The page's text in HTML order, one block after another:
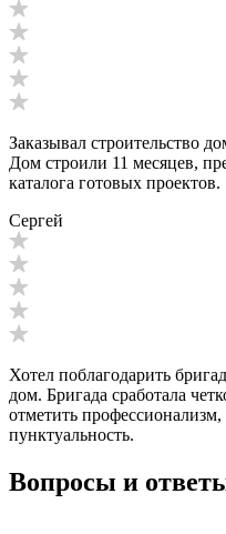
Заказывал строительство
Дом строили 11 месяцев,
каталога готовых проектов.
Сергей
Хотел поблагодарить
дом. Бригада сработала
отметить
пунктуальность.
Вопросы и